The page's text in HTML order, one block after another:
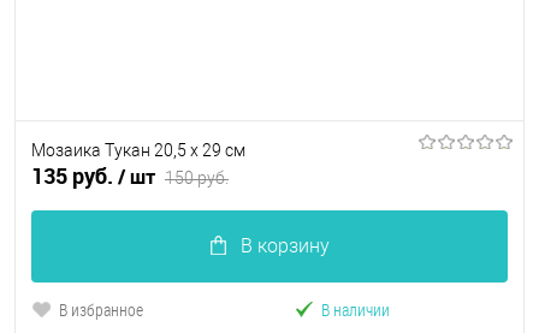
Мозаика Тукан 20,5 x 29 см
135 руб. / шт 150 руб.
В корзину
В избранное В наличии